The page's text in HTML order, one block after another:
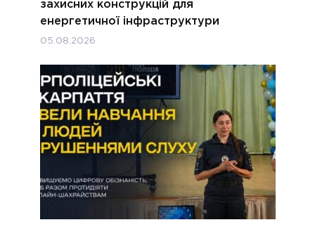
захисних конструкцій для
енергетичної інфраструктури
05.08.2026